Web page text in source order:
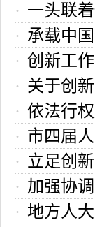
一头联
会“双联”
承载中
创新工
关于创
依法行
市四届
议立足创
工作
加强协
行活动
地方人